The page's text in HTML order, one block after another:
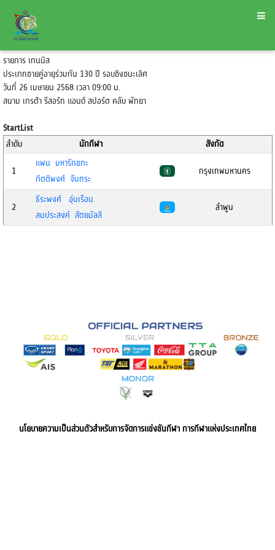
รายการ เทนนิส
ประเภทชายคู่อายุร่วมกัน 130 ปี รอบชิงชนะเลิศ
วันที่ 26 เมษายน 2568 เวลา 09:00 น.
สนาม เกรต้า รีสอร์ท แอนด์ สปอร์ต คลับ พัทยา
StartList
ลำดับ
นักกีฬา สังกัด
1
แพน มหารักขกะ
กิตติพงศ์ จันทระ
กรุงเทพมหานคร
2
ธีระพงศ์ อุ่นเรือน
สมประสงค์ สัตยมัลลี
ลำพูน
นโยบายความเป็นส่วนตัวสำหรับการจัดการแข่งขันกีฬา การกีฬาแห่งประเทศไทย